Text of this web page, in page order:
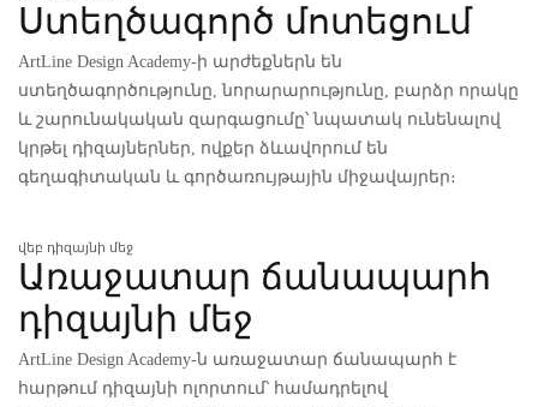
Ստեղծագործ մոտեցում
ArtLine Design Academy-ի արժեքներն են
ստեղծագործությունը, նորարարությունը, բարձր որակը
և շարունակական զարգացումը՝ նպատակ ունենալով
կրթել դիզայներներ, ովքեր ձևավորում են
գեղագիտական և գործառույթային միջավայրեր։
վեբ դիզայնի մեջ
Առաջատար ճանապարհ
դիզայնի մեջ
ArtLine Design Academy-ն առաջատար ճանապարհ է
հարթում դիզայնի ոլորտում՝ համադրելով